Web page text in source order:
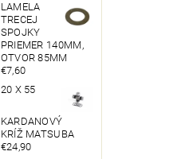
LAMELA
TRECEJ
SPOJKY
PRIEMER 140MM,
OTVOR 85MM
€7,60
20 X 55
KARDANOVÝ
KRÍŽ MATSUBA
€24,90